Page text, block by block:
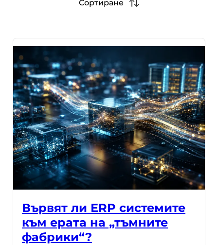
Сортиране
Вървят ли ERP системите
към ерата на „тъмните
фабрики“?